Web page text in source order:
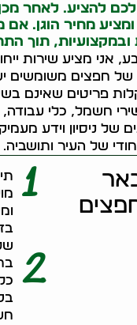
להציע. לאחר
מחיר הוגן. אם
ובמקצועיות, תוך
אני מציע שירות
של חפצים משומשים
פריטים שאינם
חשמל, כלי עבודה,
של ניסיון וידע
של העיר ותושביה.
1
2